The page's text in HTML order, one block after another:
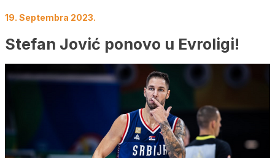
19. Septembra 2023.
Stefan Jović ponovo u Evroligi!